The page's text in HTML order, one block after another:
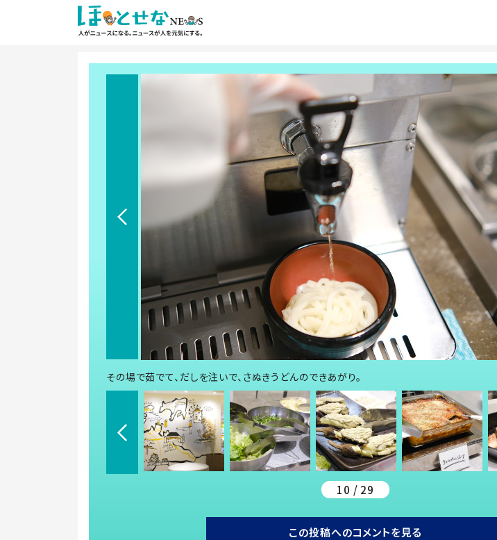
その場で茹でて、だしを注いで、さぬきうどんのできあがり。
10 / 29
この投稿へのコメントを見る